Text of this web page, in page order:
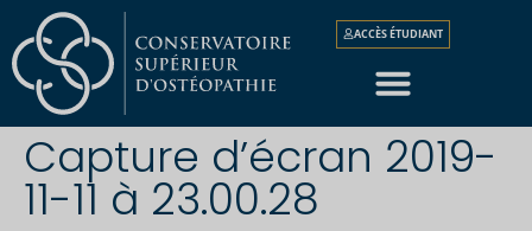
ACCÈS ÉTUDIANT
Capture d’écran 2019-
11-11 à 23.00.28